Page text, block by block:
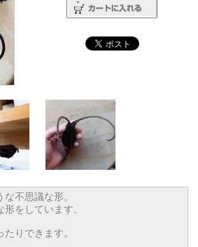
不思議な形。
をしています。
りできます。